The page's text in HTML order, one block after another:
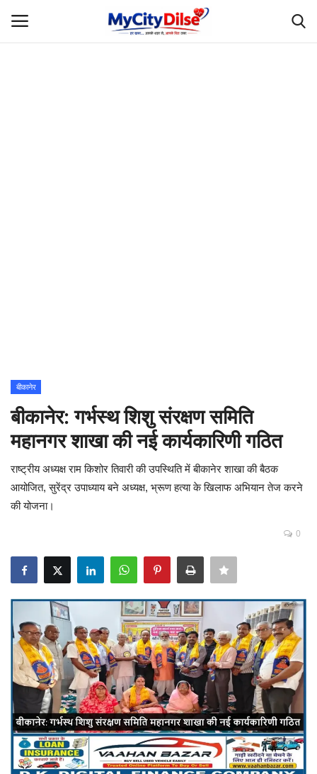
शिक्षा
Rajasthani Influencers
देश
दुनिया
मनोरंजन
पॉलिटिक्स
धर्म
बिजनेस
टेक ज्ञान
Language
English Hindi
बीकानेर
बीकानेर: गर्भस्थ शिशु संरक्षण समिति
महानगर शाखा की नई कार्यकारिणी गठित
राष्ट्रीय अध्यक्ष राम किशोर तिवारी की उपस्थिति में बीकानेर शाखा की बैठक
आयोजित, सुरेंद्र उपाध्याय बने अध्यक्ष, भ्रूण हत्या के खिलाफ अभियान तेज करने
की योजना।
0